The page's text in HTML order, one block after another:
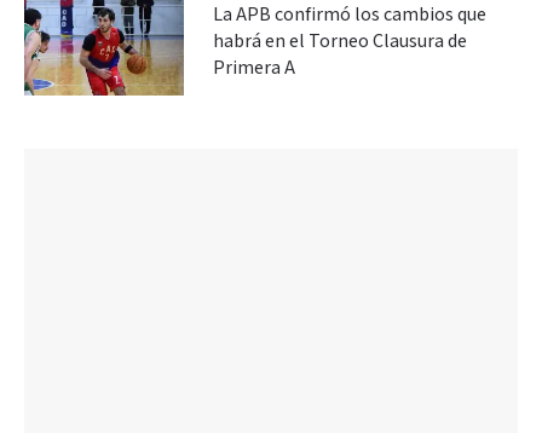
La APB confirmó los cambios que
habrá en el Torneo Clausura de
Primera A